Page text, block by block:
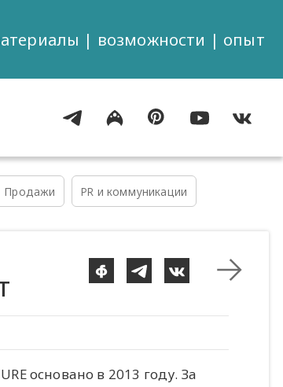
| возможности | опыт
Продажи PR и коммуникации
основано в 2013 году. За